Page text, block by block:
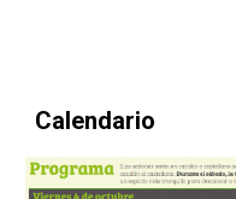
Calendario